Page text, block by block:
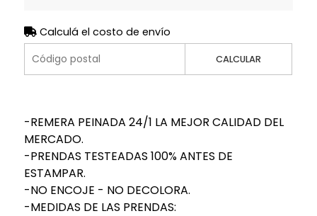
Calculá el costo de envío
CALCULAR
-REMERA PEINADA 24/1 LA MEJOR CALIDAD DEL
MERCADO.
-PRENDAS TESTEADAS 100% ANTES DE
ESTAMPAR.
-NO ENCOJE - NO DECOLORA.
-MEDIDAS DE LAS PRENDAS: